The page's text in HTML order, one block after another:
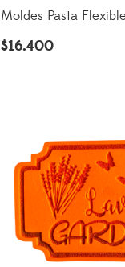
Moldes Pasta
$16.400